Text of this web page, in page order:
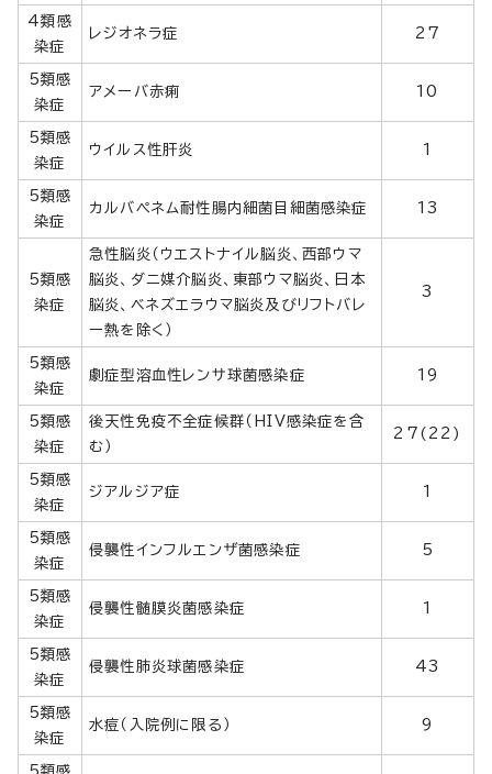
4類感
染症
レジオネラ症 27
5類感
染症
アメーバ赤痢 10
5類感
染症
ウイルス性肝炎 1
5類感
染症
カルバペネム耐性腸内細菌目細菌感染症 13
5類感
染症
急性脳炎（ウエストナイル脳炎、西部ウマ
脳炎、ダニ媒介脳炎、東部ウマ脳炎、日本
脳炎、ベネズエラウマ脳炎及びリフトバレ
ー熱を除く）
3
5類感
染症
劇症型溶血性レンサ球菌感染症 19
5類感
染症
後天性免疫不全症候群（HIV感染症を含
む）
27(22)
5類感
染症
ジアルジア症 1
5類感
染症
侵襲性インフルエンザ菌感染症 5
5類感
染症
侵襲性髄膜炎菌感染症 1
5類感
染症
侵襲性肺炎球菌感染症 43
5類感
染症
水痘（入院例に限る） 9
5類感